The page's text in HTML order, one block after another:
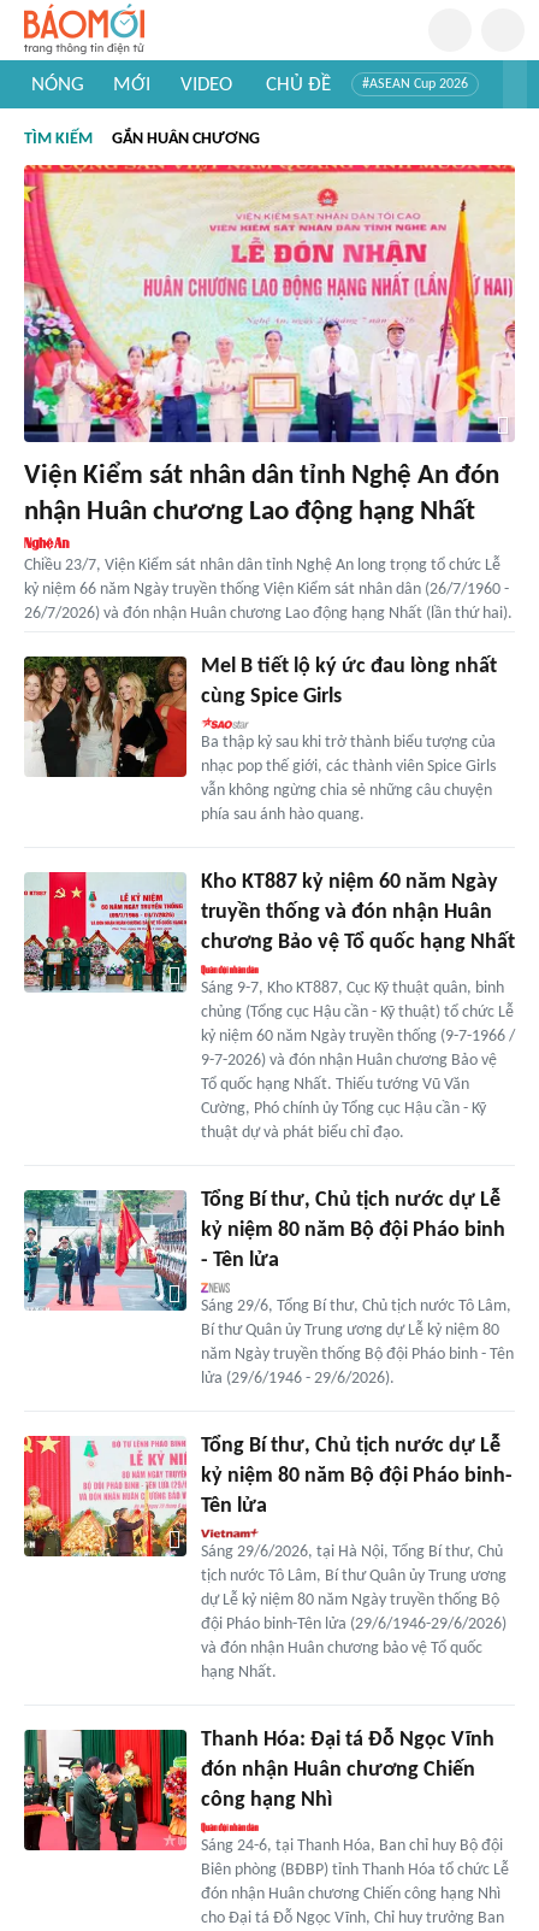
NÓNG MỚI VIDEO CHỦ ĐỀ #ASEAN Cup 2026
#Khám phá thế giới
TÌM KIẾM GẮN HUÂN CHƯƠNG
Viện Kiểm sát nhân dân tỉnh Nghệ An đón
nhận Huân chương Lao động hạng Nhất
Chiều 23/7, Viện Kiểm sát nhân dân tỉnh Nghệ An long trọng tổ chức Lễ
kỷ niệm 66 năm Ngày truyền thống Viện Kiểm sát nhân dân (26/7/1960 -
26/7/2026) và đón nhận Huân chương Lao động hạng Nhất (lần thứ hai).
Mel B tiết lộ ký ức đau lòng nhất
cùng Spice Girls
Ba thập kỷ sau khi trở thành biểu tượng của
nhạc pop thế giới, các thành viên Spice Girls
vẫn không ngừng chia sẻ những câu chuyện
phía sau ánh hào quang.
Kho KT887 kỷ niệm 60 năm Ngày
truyền thống và đón nhận Huân
chương Bảo vệ Tổ quốc hạng Nhất
Sáng 9-7, Kho KT887, Cục Kỹ thuật quân, binh
chủng (Tổng cục Hậu cần - Kỹ thuật) tổ chức Lễ
kỷ niệm 60 năm Ngày truyền thống (9-7-1966 /
9-7-2026) và đón nhận Huân chương Bảo vệ
Tổ quốc hạng Nhất. Thiếu tướng Vũ Văn
Cường, Phó chính ủy Tổng cục Hậu cần - Kỹ
thuật dự và phát biểu chỉ đạo.
Tổng Bí thư, Chủ tịch nước dự Lễ
kỷ niệm 80 năm Bộ đội Pháo binh
- Tên lửa
Sáng 29/6, Tổng Bí thư, Chủ tịch nước Tô Lâm,
Bí thư Quân ủy Trung ương dự Lễ kỷ niệm 80
năm Ngày truyền thống Bộ đội Pháo binh - Tên
lửa (29/6/1946 - 29/6/2026).
Tổng Bí thư, Chủ tịch nước dự Lễ
kỷ niệm 80 năm Bộ đội Pháo binh-
Tên lửa
Sáng 29/6/2026, tại Hà Nội, Tổng Bí thư, Chủ
tịch nước Tô Lâm, Bí thư Quân ủy Trung ương
dự Lễ kỷ niệm 80 năm Ngày truyền thống Bộ
đội Pháo binh-Tên lửa (29/6/1946-29/6/2026)
và đón nhận Huân chương bảo vệ Tổ quốc
hạng Nhất.
Thanh Hóa: Đại tá Đỗ Ngọc Vĩnh
đón nhận Huân chương Chiến
công hạng Nhì
Sáng 24-6, tại Thanh Hóa, Ban chỉ huy Bộ đội
Biên phòng (BĐBP) tỉnh Thanh Hóa tổ chức Lễ
đón nhận Huân chương Chiến công hạng Nhì
cho Đại tá Đỗ Ngọc Vĩnh, Chỉ huy trưởng Ban